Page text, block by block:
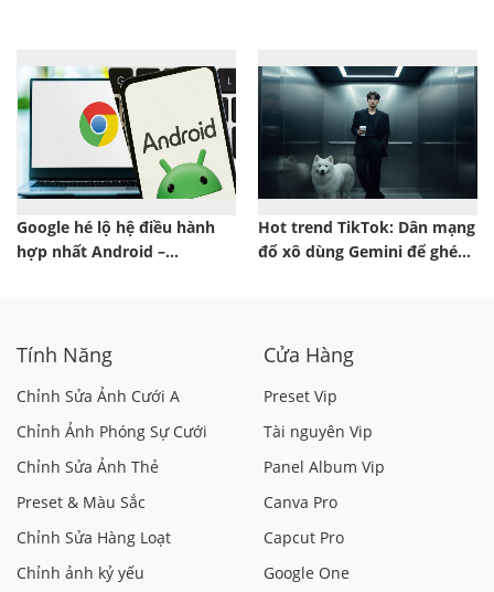
Google hé lộ hệ điều hành
hợp nhất Android –
Hot trend TikTok: Dân mạng
đổ xô dùng Gemini để ghép
Tính Năng
Chỉnh Sửa Ảnh Cưới A
Chỉnh Ảnh Phóng Sự Cưới
Chỉnh Sửa Ảnh Thẻ
Preset & Màu Sắc
Chỉnh Sửa Hàng Loạt
Chỉnh ảnh kỷ yếu
Cửa Hàng
Preset Vip
Tài nguyên Vip
Panel Album Vip
Canva Pro
Capcut Pro
Google One